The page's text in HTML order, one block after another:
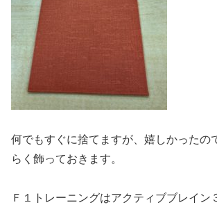
何でもすぐに捨てますが、嬉しかったの
らく飾っておきます。
Ｆ１トレーニングはアクティブブレイン